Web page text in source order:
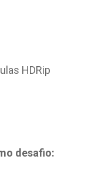
HDRip
desafio: